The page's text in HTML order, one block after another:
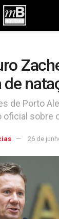
de Porto
sobre
26 de